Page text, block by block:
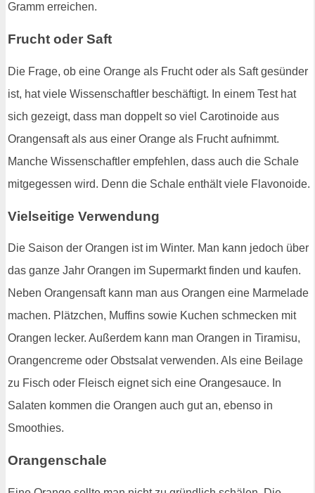
Gramm erreichen.
Frucht oder Saft
Die Frage, ob eine Orange als Frucht oder als Saft gesünder
ist, hat viele Wissenschaftler beschäftigt. In einem Test hat
sich gezeigt, dass man doppelt so viel Carotinoide aus
Orangensaft als aus einer Orange als Frucht aufnimmt.
Manche Wissenschaftler empfehlen, dass auch die Schale
mitgegessen wird. Denn die Schale enthält viele Flavonoide.
Vielseitige Verwendung
Die Saison der Orangen ist im Winter. Man kann jedoch über
das ganze Jahr Orangen im Supermarkt finden und kaufen.
Neben Orangensaft kann man aus Orangen eine Marmelade
machen. Plätzchen, Muffins sowie Kuchen schmecken mit
Orangen lecker. Außerdem kann man Orangen in Tiramisu,
Orangencreme oder Obstsalat verwenden. Als eine Beilage
zu Fisch oder Fleisch eignet sich eine Orangesauce. In
Salaten kommen die Orangen auch gut an, ebenso in
Smoothies.
Orangenschale